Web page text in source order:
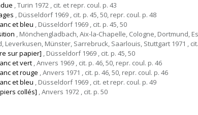
, Turin 1972 , cit. et repr. coul. p. 43
, Düsseldorf 1969 , cit. p. 45, 50, repr. coul. p. 48
et bleu , Düsseldorf 1969 , cit. p. 45, 50
, Mönchengladbach, Aix-la-Chapelle, Cologne, Dortmund,
Leverkusen, Münster, Sarrebruck, Saarlouis, Stuttgart 1971 ,
sur papier] , Düsseldorf 1969 , cit. p. 45, 50
et vert , Anvers 1969 , cit. p. 46, 50, repr. coul. p. 46
et rouge , Anvers 1971 , cit. p. 46, 50, repr. coul. p. 46
et bleu , Düsseldorf 1969 , cit. et repr. coul. p. 49
collés] , Anvers 1972 , cit. p. 50